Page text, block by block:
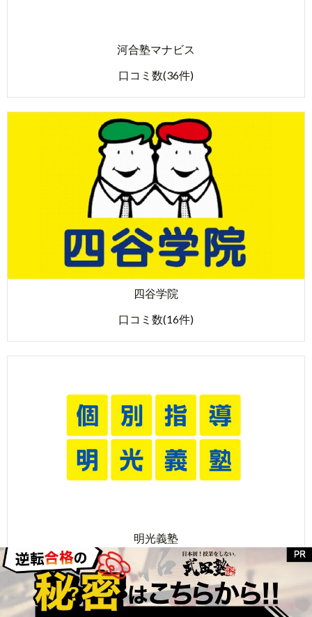
河合塾マナビス
口コミ数(36件)
四谷学院
口コミ数(16件)
明光義塾
口コミ数(40件)